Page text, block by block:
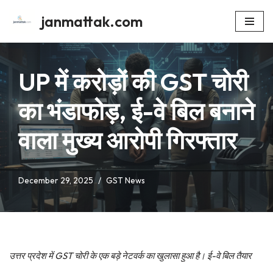
janmattak.com
UP में करोड़ों की GST चोरी
का भंडाफोड़, ई-वे बिल बनाने
वाला मुख्य आरोपी गिरफ्तार
December 29, 2025 GST News
उत्तर प्रदेश में GST चोरी के एक बड़े नेटवर्क का खुलासा हुआ है। ई-वे बिल तैयार